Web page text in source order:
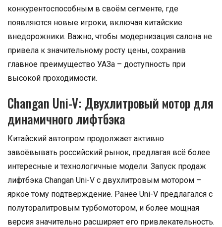
конкурентоспособным в своём сегменте, где
появляются новые игроки, включая китайские
внедорожники. Важно, чтобы модернизация салона не
привела к значительному росту цены, сохранив
главное преимущество УАЗа – доступность при
высокой проходимости.
Changan Uni-V: Двухлитровый мотор для
динамичного лифтбэка
Китайский автопром продолжает активно
завоёвывать российский рынок, предлагая всё более
интересные и технологичные модели. Запуск продаж
лифтбэка Changan Uni-V с двухлитровым мотором –
яркое тому подтверждение. Ранее Uni-V предлагался с
полуторалитровым турбомотором, и более мощная
версия значительно расширяет его привлекательность.